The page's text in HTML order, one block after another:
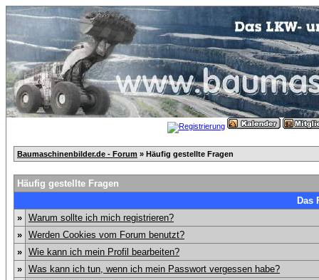
Baumaschinenbilder.de - Forum » Häufig gestellte Fragen
Häufig gestellte Fragen
Das
» Warum sollte ich mich registrieren?
» Werden Cookies vom Forum benutzt?
» Wie kann ich mein Profil bearbeiten?
» Was kann ich tun, wenn ich mein Passwort vergessen habe?